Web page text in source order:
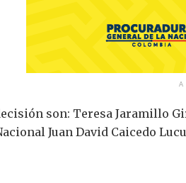
son: Teresa Jaramillo
Juan David Caicedo